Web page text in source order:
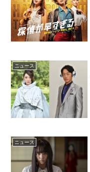
ニュース
ニュース